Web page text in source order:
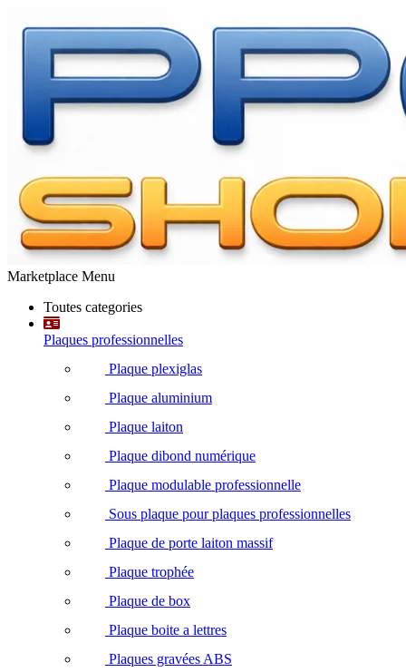
Marketplace Menu
Toutes categories
Plaques professionnelles
Plaque plexiglas
Plaque aluminium
Plaque laiton
Plaque dibond numérique
Plaque modulable professionnelle
Sous plaque pour plaques professionnelles
Plaque de porte laiton massif
Plaque trophée
Plaque de box
Plaque boite a lettres
Plaques gravées ABS